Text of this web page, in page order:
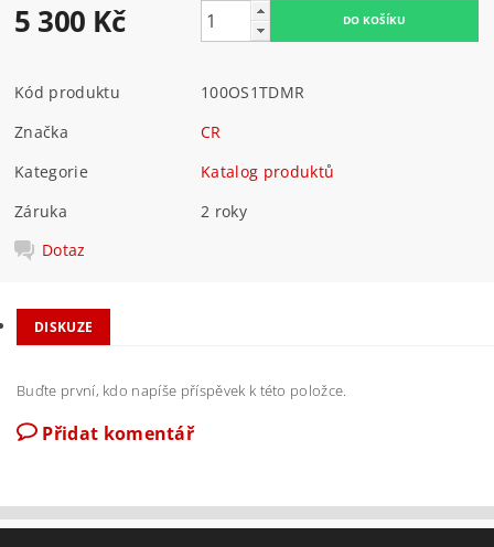
5 300 Kč
Kód produktu
100OS1TDMR
Značka
CR
Kategorie
Katalog produktů
Záruka
2 roky
Dotaz
DISKUZE
Buďte první, kdo napíše příspěvek k této položce.
Přidat komentář